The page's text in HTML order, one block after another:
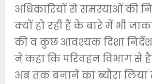
अधिकारियों से समस्याओं की
क्यों हो रही हैं के बारे में भी
की व कुछ आवश्यक दिशा निर्देश
ने कहा कि परिवहन विभाग से
अब तक बनाने का ब्यौरा लिया